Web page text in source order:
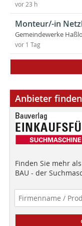
vor 23 h
Monteur/-in
Gemeindewerke
vor 1 Tag
Anbieter finden
Finden Sie mehr
BAU - der